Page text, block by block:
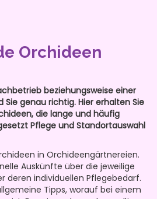
Orchideen
beziehungsweise einer
genau richtig. Hier erhalten Sie
die lange und häufig
Pflege und Standortauswahl
in Orchideengärtnereien.
Auskünfte über die jeweilige
deren individuellen Pflegebedarf.
Tipps, worauf bei einem